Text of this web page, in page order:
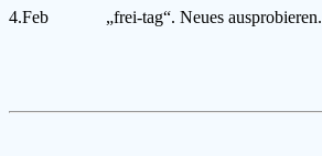
4.Feb „frei-tag“. Neues ausprobieren.